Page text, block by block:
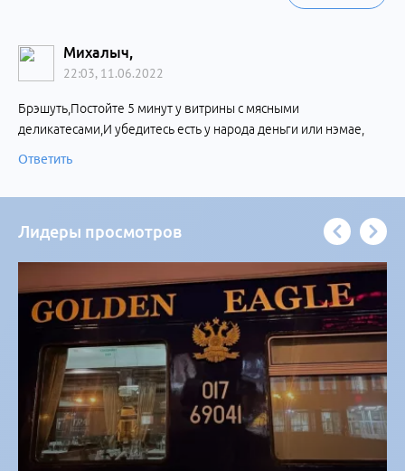
Михалыч,
22:03, 11.06.2022
Брэшуть,Постойте 5 минут у витрины с мясными
деликатесами,И убедитесь есть у народа деньги или нэмае,
Ответить
Лидеры просмотров